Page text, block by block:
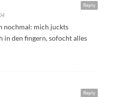
Reply
nochmal: mich juckts
in den fingern, sofocht alles
Reply